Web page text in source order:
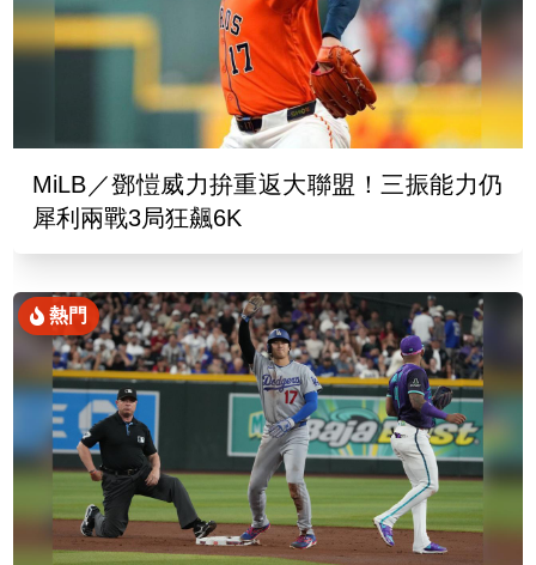
MiLB／鄧愷威力拚重返大聯盟！三振能力仍
犀利兩戰3局狂飆6K
熱門